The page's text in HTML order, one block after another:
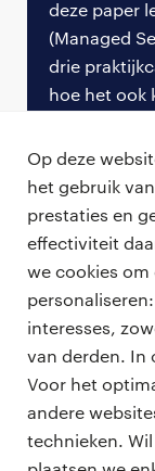
Op deze
het gebruik
prestaties en
effectiviteit
we cookies
interesses,
van derden. In
Voor het
andere
technieken.
Sinds de start
tientallen
Aegon,
financiële
in totaal circa
compliant
Quotes
‘’Mijn
YEM zijn
zoeken wat er
leveren, maar
lijntjes en de
- Melvin
deze paper
(Managed
drie
hoe het ook
professionals
vacatures
zzp-opdrachten
careers for
voor
vacature
over ons